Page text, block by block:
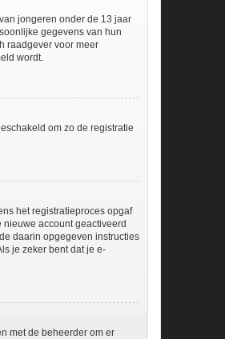
jongeren onder de 13 jaar
gegevens van hun
raadgever voor meer
wordt.
om zo de registratie
het registratieproces opgaf
account geactiveerd
daarin opgegeven instructies
je zeker bent dat je e-
met de beheerder om er